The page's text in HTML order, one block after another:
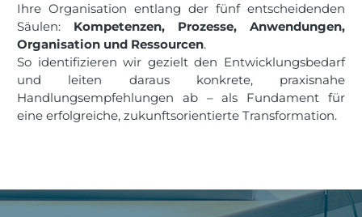
Ihre Organisation entlang der fünf entscheidenden
Säulen: Kompetenzen, Prozesse, Anwendungen,
Organisation und Ressourcen.
So identifizieren wir gezielt den Entwicklungsbedarf
und leiten daraus konkrete, praxisnahe
Handlungsempfehlungen ab – als Fundament für
eine erfolgreiche, zukunftsorientierte Transformation.